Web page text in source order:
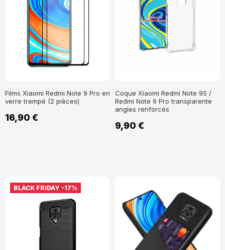
Films Xiaomi Redmi Note 9 Pro en
verre trempé (2 pièces)
16,90 €
Coque Xiaomi Redmi Note 9S /
Redmi Note 9 Pro transparente
angles renforcés
9,90 €
BLACK FRIDAY -17%